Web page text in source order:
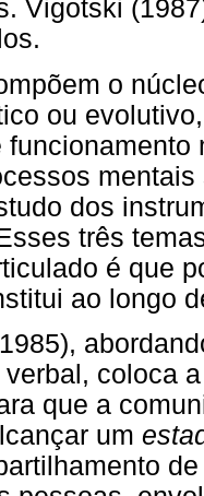
Vigotski
o
ou
dos
três
é que
ao longo
coloca
que a
um